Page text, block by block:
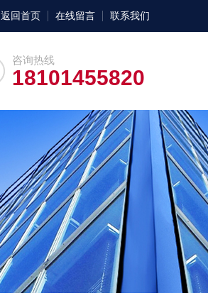
返回首页 在线留言 联系我们
咨询热线
18101455820